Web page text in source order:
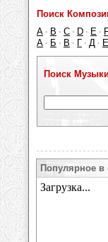
Поиск
A · B · C · D · E ·
А · Б · В · Г · Д · Е
Поиск
Популярное в